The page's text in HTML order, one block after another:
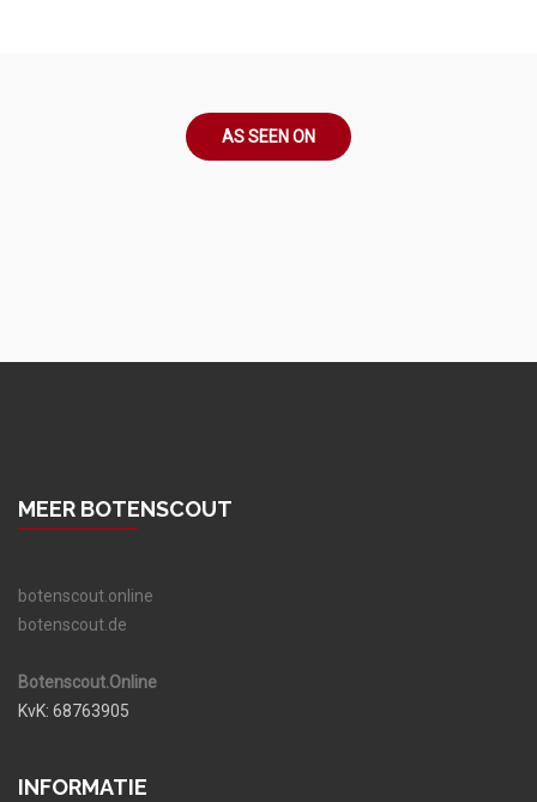
AS SEEN ON
MEER BOTENSCOUT
botenscout.online
botenscout.de
Botenscout.Online
KvK: 68763905
INFORMATIE